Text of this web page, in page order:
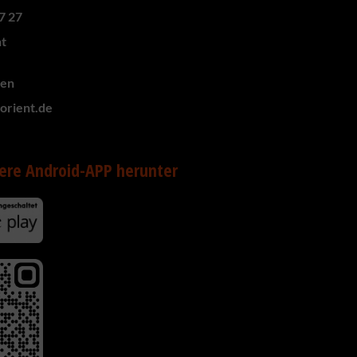
27
Android-APP herunter